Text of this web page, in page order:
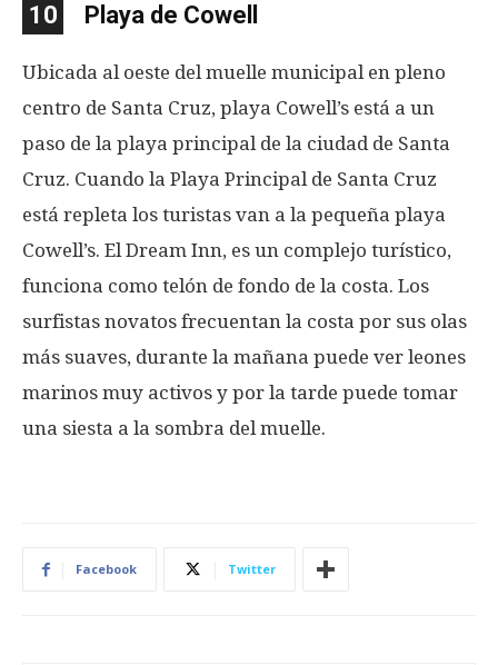
10 Playa de Cowell
Ubicada al oeste del muelle municipal en pleno
centro de Santa Cruz, playa Cowell’s está a un
paso de la playa principal de la ciudad de Santa
Cruz. Cuando la Playa Principal de Santa Cruz
está repleta los turistas van a la pequeña playa
Cowell’s. El Dream Inn, es un complejo turístico,
funciona como telón de fondo de la costa. Los
surfistas novatos frecuentan la costa por sus olas
más suaves, durante la mañana puede ver leones
marinos muy activos y por la tarde puede tomar
una siesta a la sombra del muelle.
Facebook Twitter